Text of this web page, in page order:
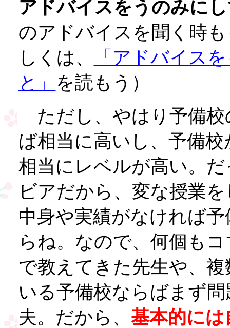
アドバイスをうのみに
のアドバイスを聞く時
しくは、
「アドバイス
と」
を読もう）
ただし、やはり予備校
ば相当に高いし、予備
相当にレベルが高い。
ビアだから、変な授業
中身や実績がなければ
らね。なので、何個も
で教えてきた先生や、
いる予備校ならばまず
夫。だから、 基本的に